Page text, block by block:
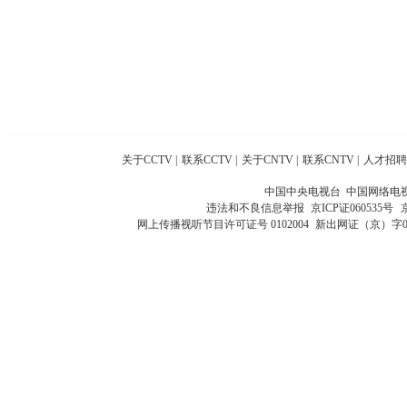
关于CCTV 联系CCTV 关于CNTV 联系CNTV 人才招聘
中国中央电视台 中国网络电
违法和不良信息举报 京ICP证060535号
网上传播视听节目许可证号 0102004 新出网证（京）